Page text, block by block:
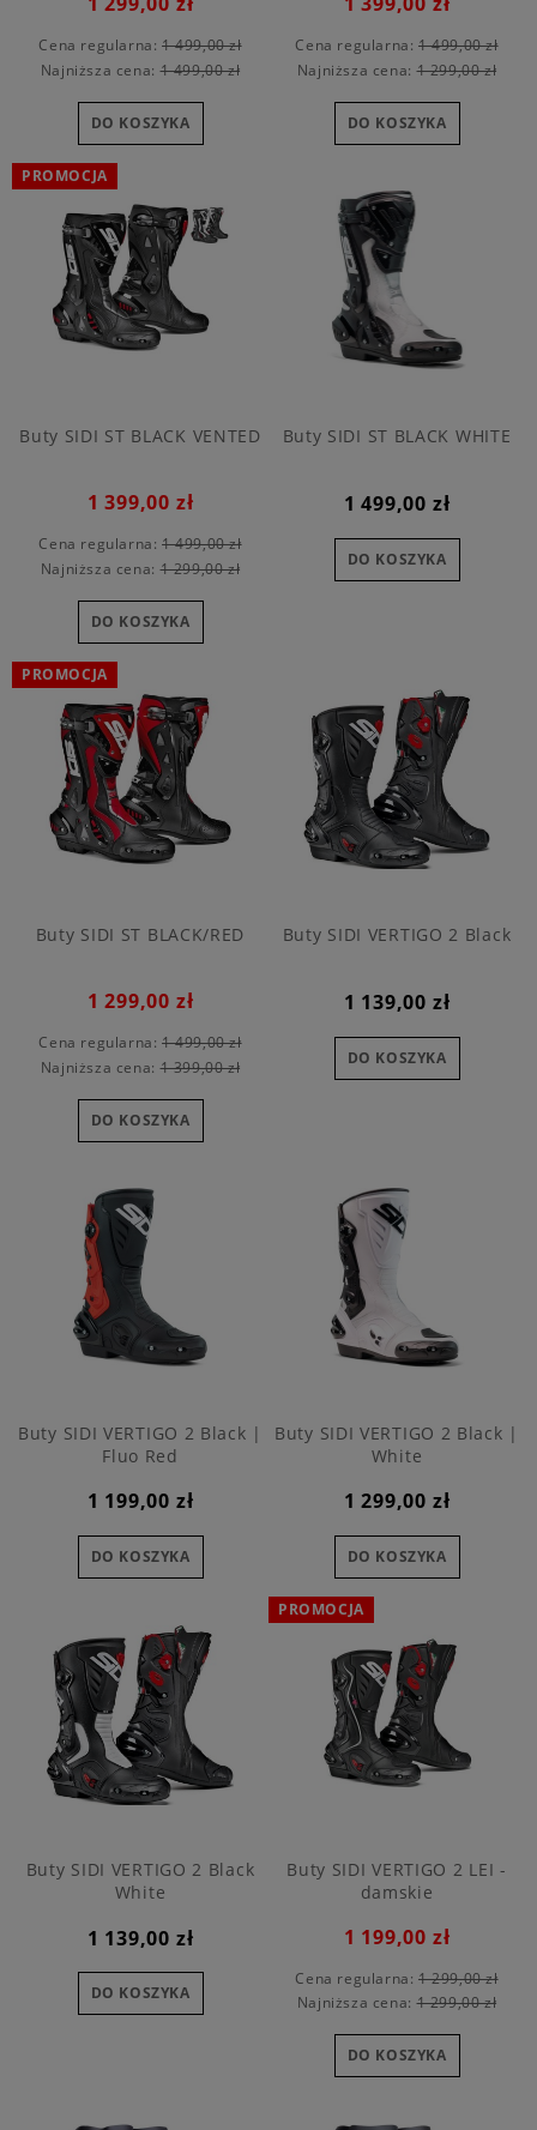
Cena regularna: 1 499,00 zł
Najniższa cena:1 499,00 zł
DO KOSZYKA
Cena regularna: 1 499,00 zł
Najniższa cena:1 299,00 zł
DO KOSZYKA
Buty SIDI ST BLACK VENTED
1 399,00 zł
Cena regularna: 1 499,00 zł
Najniższa cena:1 299,00 zł
DO KOSZYKA
PROMOCJA
Buty SIDI ST BLACK WHITE
1 499,00 zł
DO KOSZYKA
Buty SIDI ST BLACK/RED
1 299,00 zł
Cena regularna: 1 499,00 zł
Najniższa cena:1 399,00 zł
DO KOSZYKA
PROMOCJA
Buty SIDI VERTIGO 2 Black
1 139,00 zł
DO KOSZYKA
Buty SIDI VERTIGO 2 Black |
Fluo Red
1 199,00 zł
DO KOSZYKA
Buty SIDI VERTIGO 2 Black |
White
1 299,00 zł
DO KOSZYKA
Buty SIDI VERTIGO 2 Black
White
1 139,00 zł
DO KOSZYKA
Buty SIDI VERTIGO 2 LEI -
damskie
1 199,00 zł
Cena regularna: 1 299,00 zł
Najniższa cena:1 299,00 zł
DO KOSZYKA
PROMOCJA